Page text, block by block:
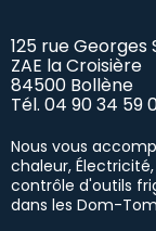
125 rue Georges
ZAE la Croisière
84500 Bollène
Tél. 04 90 34 59
Nous vous
chaleur,
contrôle d'outils
dans les Dom-